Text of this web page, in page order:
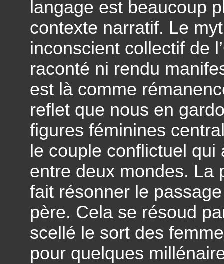
langage est beaucoup
contexte narratif. Le
inconscient collectif de
raconté ni rendu
est là comme
reflet que nous en
figures féminines
le couple conflictuel
entre deux mondes. La
fait résonner le
père. Cela se résoud
scellé le sort des
pour quelques